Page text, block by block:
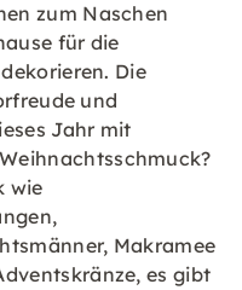
zum Naschen
für die
Die
und
Jahr mit
Weihnachtsschmuck?
wie
Makramee
es gibt